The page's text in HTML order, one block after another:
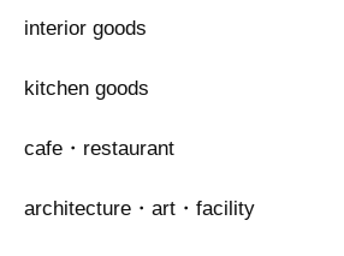
interior goods
kitchen goods
cafe・restaurant
architecture・art・facility